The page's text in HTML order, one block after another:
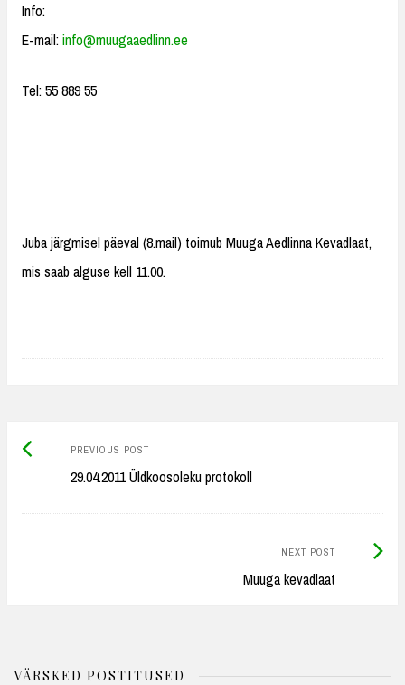
Info:
E-mail:info@muugaaedlinn.ee
Tel: 55 889 55
Juba järgmisel päeval (8.mail) toimub Muuga Aedlinna Kevadlaat,
mis saab alguse kell 11.00.
Post
navigation
PREVIOUS POSTPrevious
post:
29.04.2011 Üldkoosoleku protokoll
NEXT POST
Muuga kevadlaat
Next
VÄRSKED POSTITUSED